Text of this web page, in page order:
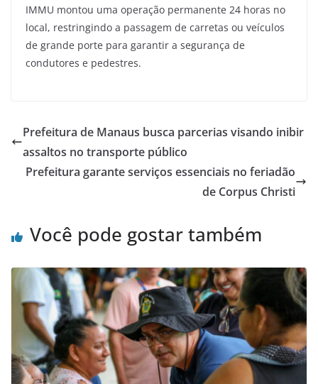
IMMU montou uma operação permanente 24 horas no
local, restringindo a passagem de carretas ou veículos
de grande porte para garantir a segurança de
condutores e pedestres.
Prefeitura de Manaus busca parcerias visando inibir
assaltos no transporte público
Prefeitura garante serviços essenciais no feriadão
de Corpus Christi
Você pode gostar também